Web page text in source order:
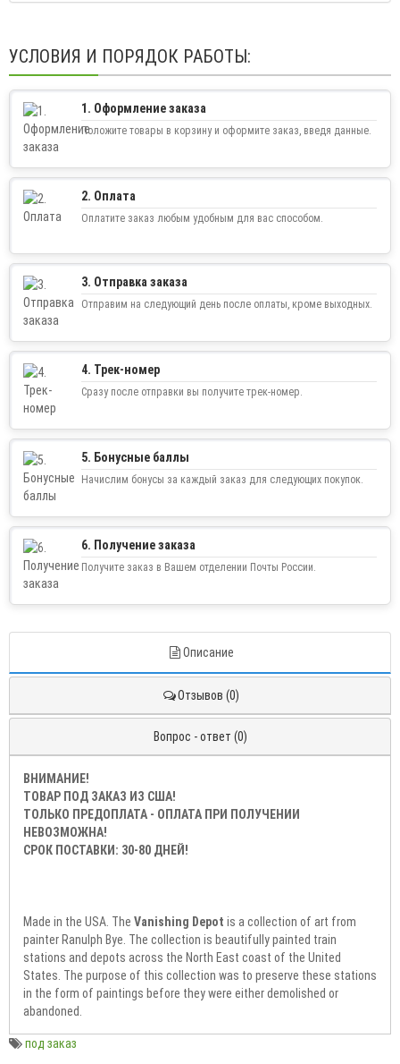
УСЛОВИЯ И ПОРЯДОК РАБОТЫ:
1. Оформление заказа
Положите товары в корзину и оформите заказ, введя данные.
2. Оплата
Оплатите заказ любым удобным для вас способом.
3. Отправка заказа
Отправим на следующий день после оплаты, кроме выходных.
4. Трек-номер
Сразу после отправки вы получите трек-номер.
5. Бонусные баллы
Начислим бонусы за каждый заказ для следующих покупок.
6. Получение заказа
Получите заказ в Вашем отделении Почты России.
Описание
Отзывов (0)
Вопрос - ответ (0)
ВНИМАНИЕ!
ТОВАР ПОД ЗАКАЗ ИЗ США!
ТОЛЬКО ПРЕДОПЛАТА - ОПЛАТА ПРИ ПОЛУЧЕНИИ
НЕВОЗМОЖНА!
СРОК ПОСТАВКИ: 30-80 ДНЕЙ!
Made in the USA. The Vanishing Depot is a collection of art from
painter Ranulph Bye. The collection is beautifully painted train
stations and depots across the North East coast of the United
States. The purpose of this collection was to preserve these stations
in the form of paintings before they were either demolished or
abandoned.
под заказ